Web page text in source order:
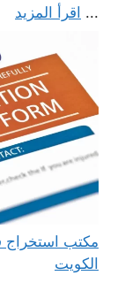
... اقرأ المزيد
الكويت